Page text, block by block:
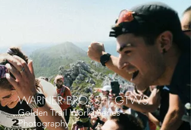
WARNER BROSS ｜GTWS
Golden Trail World Series -
Photography